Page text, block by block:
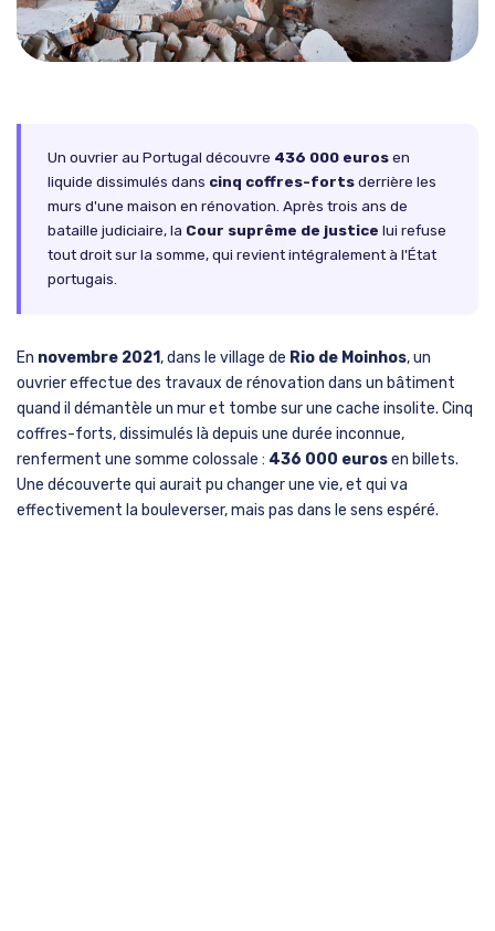
Un ouvrier au Portugal découvre 436 000 euros en
liquide dissimulés dans cinq coffres-forts derrière les
murs d'une maison en rénovation. Après trois ans de
bataille judiciaire, la Cour suprême de justice lui refuse
tout droit sur la somme, qui revient intégralement à l'État
portugais.
En novembre 2021, dans le village de Rio de Moinhos, un
ouvrier effectue des travaux de rénovation dans un bâtiment
quand il démantèle un mur et tombe sur une cache insolite. Cinq
coffres-forts, dissimulés là depuis une durée inconnue,
renferment une somme colossale : 436 000 eurosen billets.
Une découverte qui aurait pu changer une vie, et qui va
effectivement la bouleverser, mais pas dans le sens espéré.